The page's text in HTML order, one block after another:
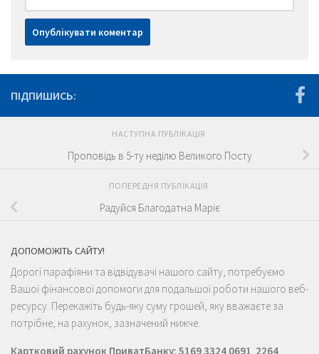
ПІДПИШИСЬ:
НАСТУПНА ПУБЛІКАЦІЯ
Проповідь в 5-ту неділю Великого Посту
ПОПЕРЕДНЯ ПУБЛІКАЦІЯ
Радуйся Благодатна Маріє
ДОПОМОЖІТЬ САЙТУ!
Дорогі парафіяни та відвідувачі нашого сайту, потребуємо
Вашої фінансової допомоги для подальшої роботи нашого веб-
ресурсу. Перекажіть будь-яку суму грошей, яку вважаєте за
потрібне, на рахунок, зазначений нижче.
Картковий рахунок ПриватБанку: 5169 3324 0691 2264